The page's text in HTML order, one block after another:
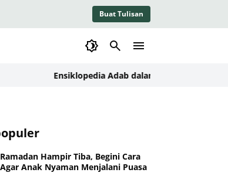
Buat Tulisan
Ensiklopedia Adab dalam Islam: Kajian
Ramadan Hampir Tiba, Begini Cara
Agar Anak Nyaman Menjalani Puasa